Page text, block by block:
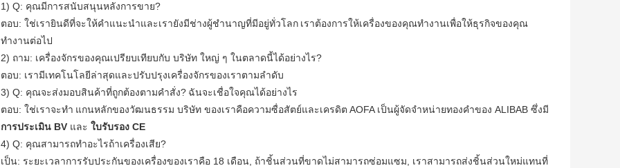
1) Q: คุณมีการสนับสนุนหลังการขาย?
ตอบ: ใช่เรายินดีที่จะให้คำแนะนำและเรายังมีช่างผู้ชำนาญที่มีอยู่ทั่วโลก เราต้องการให้เครื่องของคุณทำงานเพื่อให้ธุรกิจของคุณ
ทำงานต่อไป
2) ถาม: เครื่องจักรของคุณเปรียบเทียบกับ บริษัท ใหญ่ ๆ ในตลาดนี้ได้อย่างไร?
ตอบ: เรามีเทคโนโลยีล่าสุดและปรับปรุงเครื่องจักรของเราตามลำดับ
3) Q: คุณจะส่งมอบสินค้าที่ถูกต้องตามคำสั่ง? ฉันจะเชื่อใจคุณได้อย่างไร
ตอบ: ใช่เราจะทำ แกนหลักของวัฒนธรรม บริษัท ของเราคือความซื่อสัตย์และเครดิต AOFA เป็นผู้จัดจำหน่ายทองคำของ ALIBAB ซึ่งมี
การประเมิน BV และ ใบรับรอง CE
4) Q: คุณสามารถทำอะไรถ้าเครื่องเสีย?
เป็น: ระยะเวลาการรับประกันของเครื่องของเราคือ 18 เดือน, ถ้าชิ้นส่วนที่ขาดไม่สามารถซ่อมแซม, เราสามารถส่งชิ้นส่วนใหม่แทนที่